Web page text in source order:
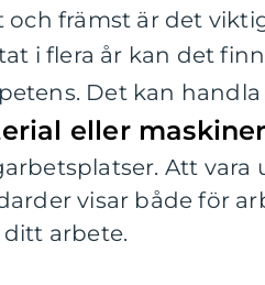
och främst är det
i flera år kan det
Det kan
eller maskiner
Att vara
visar både för
arbete.